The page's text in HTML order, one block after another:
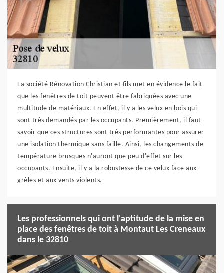
La société Rénovation Christian et fils met en évidence le fait
que les fenêtres de toit peuvent être fabriquées avec une
multitude de matériaux. En effet, il y a les velux en bois qui
sont très demandés par les occupants. Premièrement, il faut
savoir que ces structures sont très performantes pour assurer
une isolation thermique sans faille. Ainsi, les changements de
température brusques n'auront que peu d'effet sur les
occupants. Ensuite, il y a la robustesse de ce velux face aux
grêles et aux vents violents.
Les professionnels qui ont l'aptitude de la mise en
place des fenêtres de toit à Montaut Les Creneaux
dans le 32810